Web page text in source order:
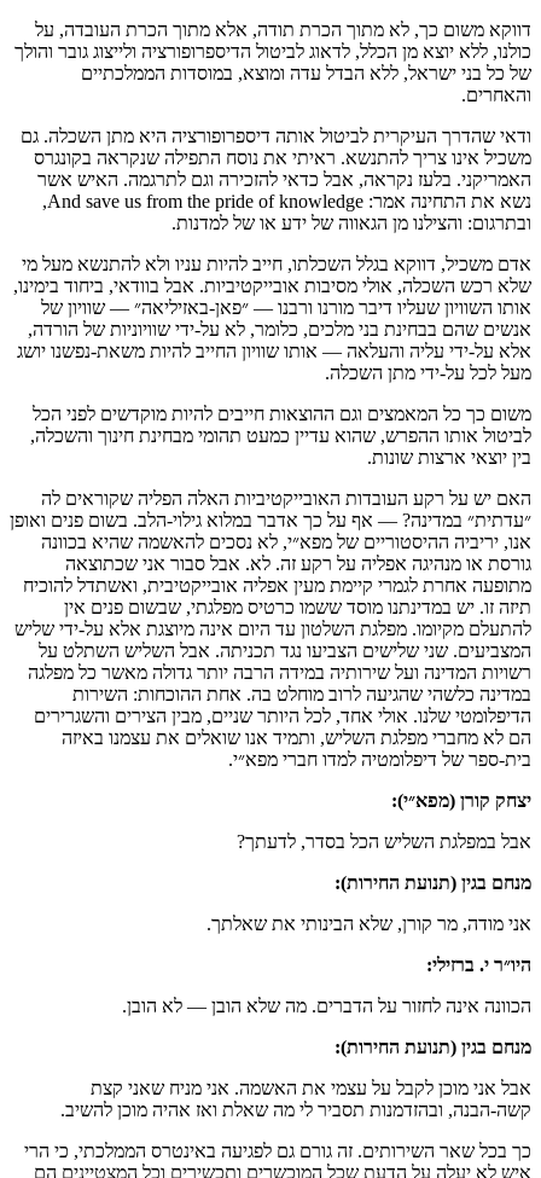
דווקא משום כך, לא מתוך הכרת תודה, אלא מתוך הכרת העובדה, על
כולנו, ללא יוצא מן הכלל, לדאוג לביטול הדיספרופורציה ולייצוג גובר והולך
של כל בני ישראל, ללא הבדל עדה ומוצא, במוסדות הממלכתיים
והאחרים.
ודאי שהדרך העיקרית לביטול אותה דיספרופורציה היא מתן השכלה. גם
משכיל אינו צריך להתנשא. ראיתי את נוסח התפילה שנקראה בקונגרס
האמריקני. בלעז נקראה, אבל כדאי להזכירה וגם לתרגמה. האיש אשר
נשא את התחינה אמר: And save us from the pride of knowledge,
ובתרגום: והצילנו מן הגאווה של ידע או של למדנות.
אדם משכיל, דווקא בגלל השכלתו, חייב להיות עניו ולא להתנשא מעל מי
שלא רכש השכלה, אולי מסיבות אובייקטיביות. אבל בוודאי, ביחוד בימינו,
אותו השוויון שעליו דיבר מורנו ורבנו — ״פאן-באזיליאה״ — שוויון של
אנשים שהם בבחינת בני מלכים, כלומר, לא על-ידי שוויוניות של הורדה,
אלא על-ידי עליה והעלאה — אותו שוויון החייב להיות משאת-נפשנו יושג
מעל לכל על-ידי מתן השכלה.
משום כך כל המאמצים וגם ההוצאות חייבים להיות מוקדשים לפני הכל
לביטול אותו ההפרש, שהוא עדיין כמעט תהומי מבחינת חינוך והשכלה,
בין יוצאי ארצות שונות.
האם יש על רקע העובדות האובייקטיביות האלה הפליה שקוראים לה
״עדתית״ במדינה? — אף על כך אדבר במלוא גילוי-הלב. בשום פנים ואופן
אנו, יריביה ההיסטוריים של מפא״י, לא נסכים להאשמה שהיא בכוונה
גורסת או מנהיגה אפליה על רקע זה. לא. אבל סבור אני שכתוצאה
מתופעה אחרת לגמרי קיימת מעין אפליה אובייקטיבית, ואשתדל להוכיח
תיזה זו. יש במדינתנו מוסד ששמו כרטיס מפלגתי, שבשום פנים אין
להתעלם מקיומו. מפלגת השלטון עד היום אינה מיוצגת אלא על-ידי שליש
המצביעים. שני שלישים הצביעו נגד תכניתה. אבל השליש השתלט על
רשויות המדינה ועל שירותיה במידה הרבה יותר גדולה מאשר כל מפלגה
במדינה כלשהי שהגיעה לרוב מוחלט בה. אחת ההוכחות: השירות
הדיפלומטי שלנו. אולי אחד, לכל היותר שניים, מבין הצירים והשגרירים
הם לא מחברי מפלגת השליש, ותמיד אנו שואלים את עצמנו באיזה
בית-ספר של דיפלומטיה למדו חברי מפא״י.
יצחק קורן (מפא״י):
אבל במפלגת השליש הכל בסדר, לדעתך?
מנחם בגין (תנועת החירות):
אני מודה, מר קורן, שלא הבינותי את שאלתך.
היו״ר י. ברזילי:
הכוונה אינה לחזור על הדברים. מה שלא הובן — לא הובן.
מנחם בגין (תנועת החירות):
אבל אני מוכן לקבל על עצמי את האשמה. אני מניח שאני קצת
קשה-הבנה, ובהזדמנות תסביר לי מה שאלת ואז אהיה מוכן להשיב.
כך בכל שאר השירותים. זה גורם גם לפגיעה באינטרס הממלכתי, כי הרי
איש לא יעלה על הדעת שכל המוכשרים ותכשירים וכל המצטיינים הם